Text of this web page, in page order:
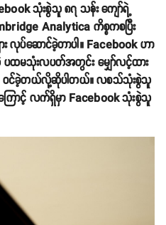
သုံးစွဲသူ ၈၇ သန်း ကျော်ရဲ့
Analytica ကိစ္စကစပြီး
း လုပ်ဆောင်ခဲ့တာပါ။ Facebook ဟာ
ပထမသုံးလပတ်အတွင်း မျှော်လင့်ထား
ျံ ဝင်ခဲ့တယ်လို့ဆိုပါတယ်။ လစသ်သုံးစွဲသူ
ောင့် လက်ရှိမှာ Facebook သုံးစွဲသူ